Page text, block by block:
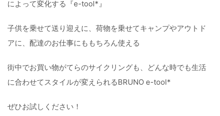
によって変化する『e-tool*』
子供を乗せて送り迎えに、荷物を乗せてキャンプやアウトド
アに、配達のお仕事にももちろん使える
街中でお買い物がてらのサイクリングも、どんな時でも生活
に合わせてスタイルが変えられるBRUNO e-tool*
ぜひお試しください！